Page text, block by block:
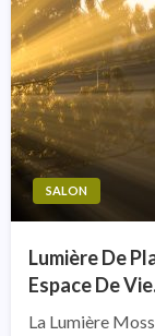
SALON
Lumière De
Espace De
La Lumière